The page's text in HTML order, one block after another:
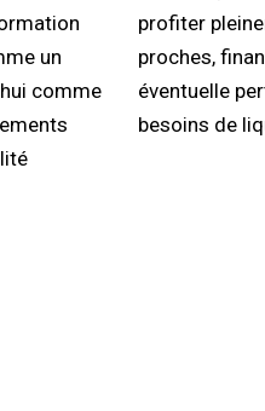
un
comme
profiter
proches,
éventuelle
besoins de